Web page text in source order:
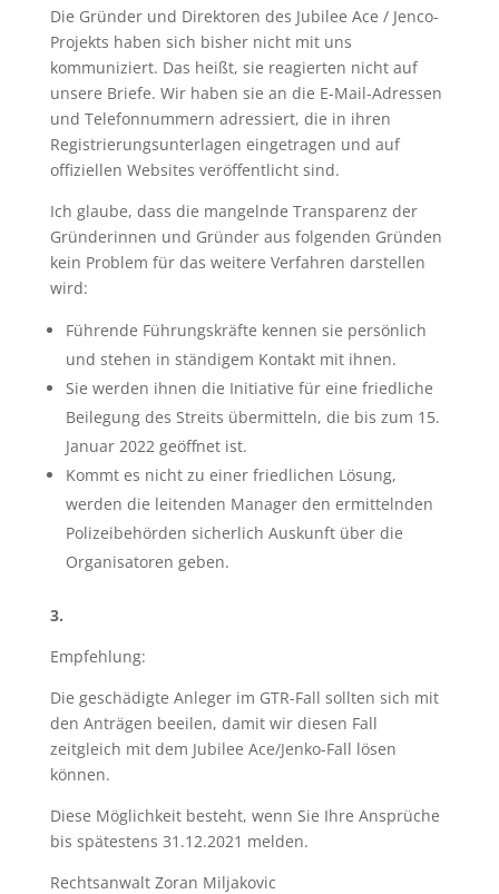
Die Gründer und Direktoren des Jubilee Ace / Jenco-
Projekts haben sich bisher nicht mit uns
kommuniziert. Das heißt, sie reagierten nicht auf
unsere Briefe. Wir haben sie an die E-Mail-Adressen
und Telefonnummern adressiert, die in ihren
Registrierungsunterlagen eingetragen und auf
offiziellen Websites veröffentlicht sind.
Ich glaube, dass die mangelnde Transparenz der
Gründerinnen und Gründer aus folgenden Gründen
kein Problem für das weitere Verfahren darstellen
wird:
Führende Führungskräfte kennen sie persönlich
und stehen in ständigem Kontakt mit ihnen.
Sie werden ihnen die Initiative für eine friedliche
Beilegung des Streits übermitteln, die bis zum 15.
Januar 2022 geöffnet ist.
Kommt es nicht zu einer friedlichen Lösung,
werden die leitenden Manager den ermittelnden
Polizeibehörden sicherlich Auskunft über die
Organisatoren geben.
3.
Empfehlung:
Die geschädigte Anleger im GTR-Fall sollten sich mit
den Anträgen beeilen, damit wir diesen Fall
zeitgleich mit dem Jubilee Ace/Jenko-Fall lösen
können.
Diese Möglichkeit besteht, wenn Sie Ihre Ansprüche
bis spätestens 31.12.2021 melden.
Rechtsanwalt Zoran Miljakovic